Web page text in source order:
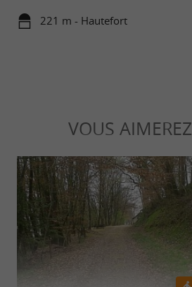
221 m - Hautefort
VOUS AIMEREZ